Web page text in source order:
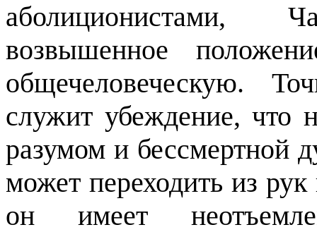
аболиционистами,
возвышенное
общечеловеческую.
служит убеждение, что
разумом и бессмертной
может переходить из
он имеет